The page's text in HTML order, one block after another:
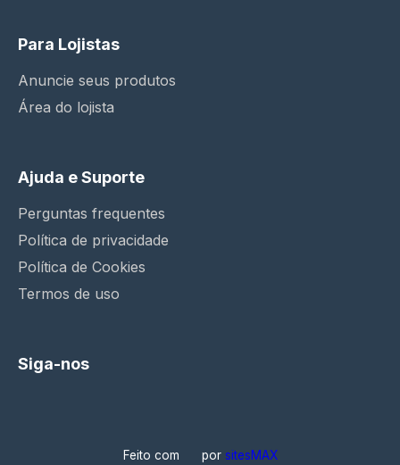
Para Lojistas
Anuncie seus produtos
Área do lojista
Ajuda e Suporte
Perguntas frequentes
Política de privacidade
Política de Cookies
Termos de uso
Siga-nos
Feito com por sitesMAX